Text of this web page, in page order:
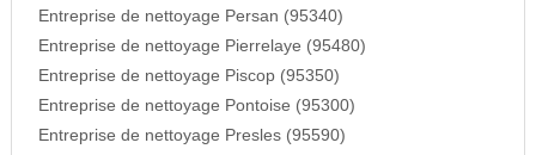
Entreprise de nettoyage Persan (95340)
Entreprise de nettoyage Pierrelaye (95480)
Entreprise de nettoyage Piscop (95350)
Entreprise de nettoyage Pontoise (95300)
Entreprise de nettoyage Presles (95590)